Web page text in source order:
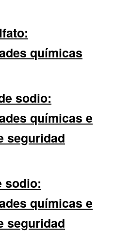
químicas
sodio:
químicas e
seguridad
sodio:
químicas e
seguridad